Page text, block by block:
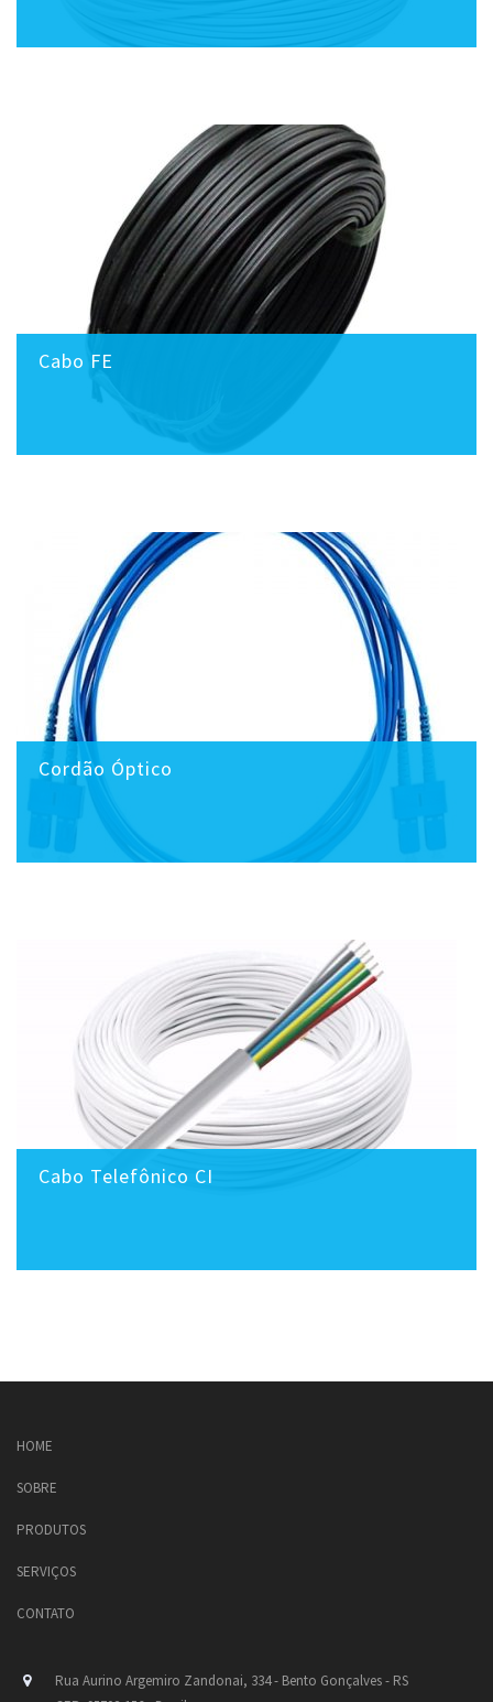
Cabo FE
Cordão Óptico
Cabo Telefônico CI
HOME
SOBRE
PRODUTOS
SERVIÇOS
CONTATO
Rua Aurino Argemiro Zandonai, 334 - Bento Gonçalves - RS